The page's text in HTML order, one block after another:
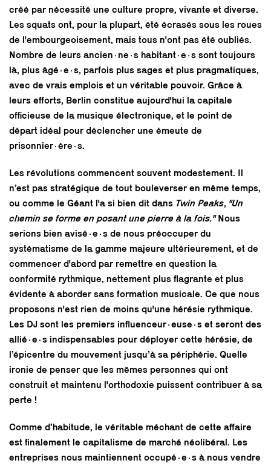
créé par nécessité une culture propre, vivante et diverse.
Les squats ont, pour la plupart, été écrasés sous les roues
de l'embourgeoisement, mais tous n'ont pas été oubliés.
Nombre de leurs ancien·ne·s habitant·e·s sont toujours
là, plus âgé·e·s, parfois plus sages et plus pragmatiques,
avec de vrais emplois et un véritable pouvoir. Grâce à
leurs efforts, Berlin constitue aujourd'hui la capitale
officieuse de la musique électronique, et le point de
départ idéal pour déclencher une émeute de
prisonnier·ère·s.
Les révolutions commencent souvent modestement. Il
n’est pas stratégique de tout bouleverser en même temps,
ou comme le Géant l'a si bien dit dans Twin Peaks, "Un
chemin se forme en posant une pierre à la fois."Nous
serions bien avisé·e·s de nous préoccuper du
systématisme de la gamme majeure ultérieurement, et de
commencer d'abord par remettre en question la
conformité rythmique, nettement plus flagrante et plus
évidente à aborder sans formation musicale. Ce que nous
proposons n'est rien de moins qu'une hérésie rythmique.
Les DJ sont les premiers influenceur·euse·s et seront des
allié·e·s indispensables pour déployer cette hérésie, de
l’épicentre du mouvement jusqu’à sa périphérie. Quelle
ironie de penser que les mêmes personnes qui ont
construit et maintenu l'orthodoxie puissent contribuer à sa
perte !
Comme d’habitude, le véritable méchant de cette affaire
est finalement le capitalisme de marché néolibéral. Les
entreprises nous maintiennent occupé·e·s à nous vendre